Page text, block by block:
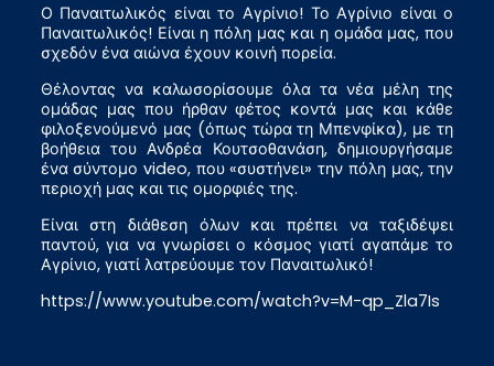
Ο Παναιτωλικός είναι το Αγρίνιο! Το Αγρίνιο είναι ο
Παναιτωλικός! Είναι η πόλη μας και η ομάδα μας, που
σχεδόν ένα αιώνα έχουν κοινή πορεία.
Θέλοντας να καλωσορίσουμε όλα τα νέα μέλη της
ομάδας μας που ήρθαν φέτος κοντά μας και κάθε
φιλοξενούμενό μας (όπως τώρα τη Μπενφίκα), με τη
βοήθεια του Ανδρέα Κουτσοθανάση, δημιουργήσαμε
ένα σύντομο video, που «συστήνει» την πόλη μας, την
περιοχή μας και τις ομορφιές της.
Είναι στη διάθεση όλων και πρέπει να ταξιδέψει
παντού, για να γνωρίσει ο κόσμος γιατί αγαπάμε το
Αγρίνιο, γιατί λατρεύουμε τον Παναιτωλικό!
https://www.youtube.com/watch?v=M-qp_Zla7Is